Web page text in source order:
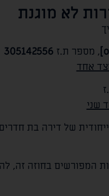
לא מוגנת
, מספר ת.ז 305142556
אחד
שני
של דירה בת
המפורשים בחוזה זה,